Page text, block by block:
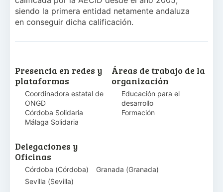
siendo la primera entidad netamente andaluza
en conseguir dicha calificación.
Presencia en redes y
plataformas
Coordinadora estatal de
ONGD
Córdoba Solidaria
Málaga Solidaria
Áreas de trabajo de la
organización
Educación para el
desarrollo
Formación
Delegaciones y
Oficinas
Córdoba (Córdoba) Granada (Granada)
Sevilla (Sevilla)